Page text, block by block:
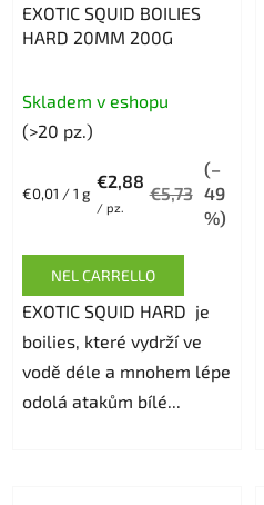
p
d
o
p
d
o
EXOTIC SQUID BOILIES
HARD 20MM 200G
Skladem v eshopu
(>20 pz.)
€2,88
/ pz.
€5,73
(–
49
%)
Prezzo
€0,01 / 1 g
NEL CARRELLO
EXOTIC SQUID HARD je
boilies, které vydrží ve
vodě déle a mnohem lépe
odolá atakům bílé...